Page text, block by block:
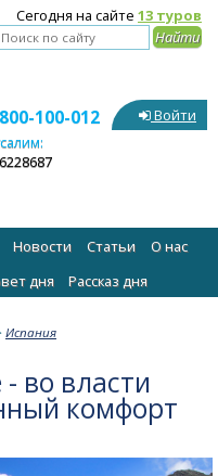
Сегодня на сайте 13 туров
100-012 Войти
Новости Статьи
О нас
дня Рассказ дня
Испания
во власти
комфорт